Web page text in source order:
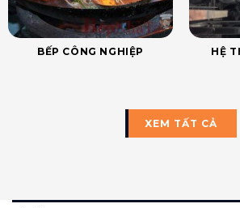
BẾP CÔNG NGHIỆP HỆ
XEM TẤT CẢ